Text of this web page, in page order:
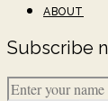
ABOUT
Subscribe